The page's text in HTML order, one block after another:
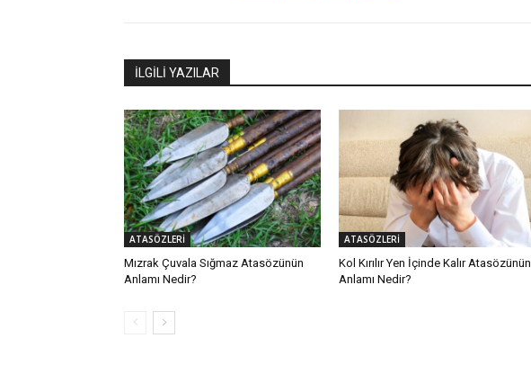
İLGİLİ YAZILAR
ATASÖZLERİ
Mızrak Çuvala Sığmaz Atasözünün
Anlamı Nedir?
ATASÖZLERİ
Kol Kırılır Yen İçinde Kalır Atasözünün
Anlamı Nedir?